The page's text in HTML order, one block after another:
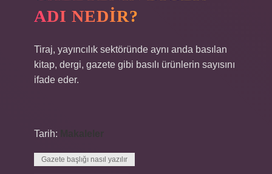
ADI NEDIR?
Tiraj, yayıncılık sektöründe aynı anda basılan
kitap, dergi, gazete gibi basılı ürünlerin sayısını
ifade eder.
Tarih:
Gazete başlığı nasıl yazılır